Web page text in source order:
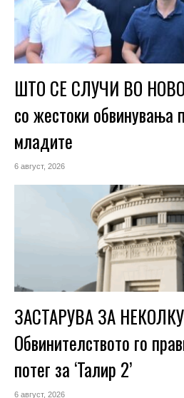
ШТО СЕ СЛУЧИ ВО
со жестоки обвинувања
младите
6 август, 2026
ЗАСТАРУВА ЗА
Обвинителството го
потег за ‘Талир 2’
6 август, 2026